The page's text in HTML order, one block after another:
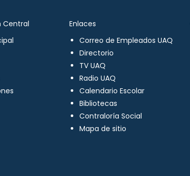
Central
Enlaces
Correo de Empleados UAQ
Directorio
TV UAQ
Radio UAQ
Calendario Escolar
Bibliotecas
Contraloría Social
Mapa de sitio